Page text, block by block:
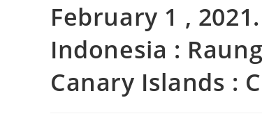
February 1 ,
Indonesia :
Canary Islands :